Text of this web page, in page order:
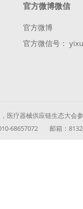
官方微博微信
官方微博
官方微信号：
医疗器械供应链生态大
68657072 邮箱：